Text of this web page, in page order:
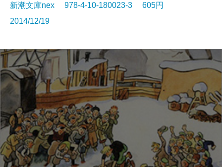
新潮文庫nex 978-4-10-180023-3 605円
2014/12/19